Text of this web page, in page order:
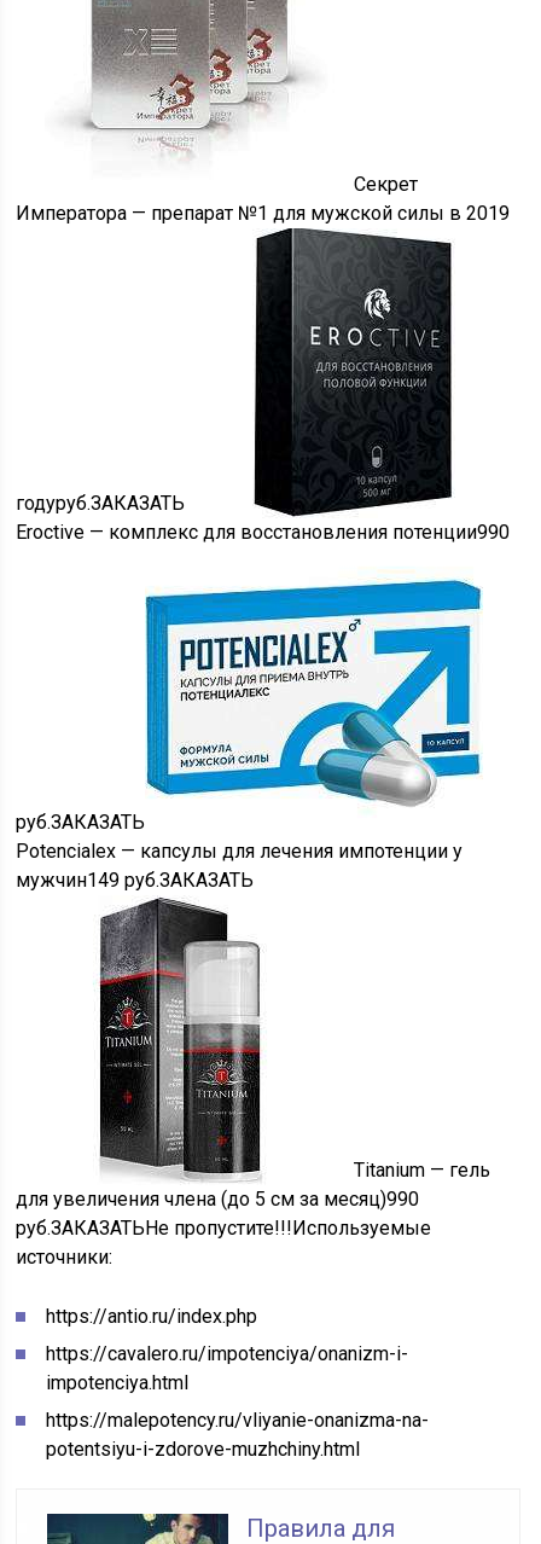
Секрет
Императора — препарат №1 для мужской силы в 2019
годуруб.ЗАКАЗАТЬ
Eroctive — комплекс для восстановления потенции990
руб.ЗАКАЗАТЬ
Potencialex — капсулы для лечения импотенции у
мужчин149руб.ЗАКАЗАТЬ
Titanium — гель
для увеличения члена (до 5 см за месяц)990
руб.ЗАКАЗАТЬНе пропустите!!!Используемые
источники:
https://antio.ru/index.php
https://cavalero.ru/impotenciya/onanizm-i-
impotenciya.html
https://malepotency.ru/vliyanie-onanizma-na-
potentsiyu-i-zdorove-muzhchiny.html
Правила для